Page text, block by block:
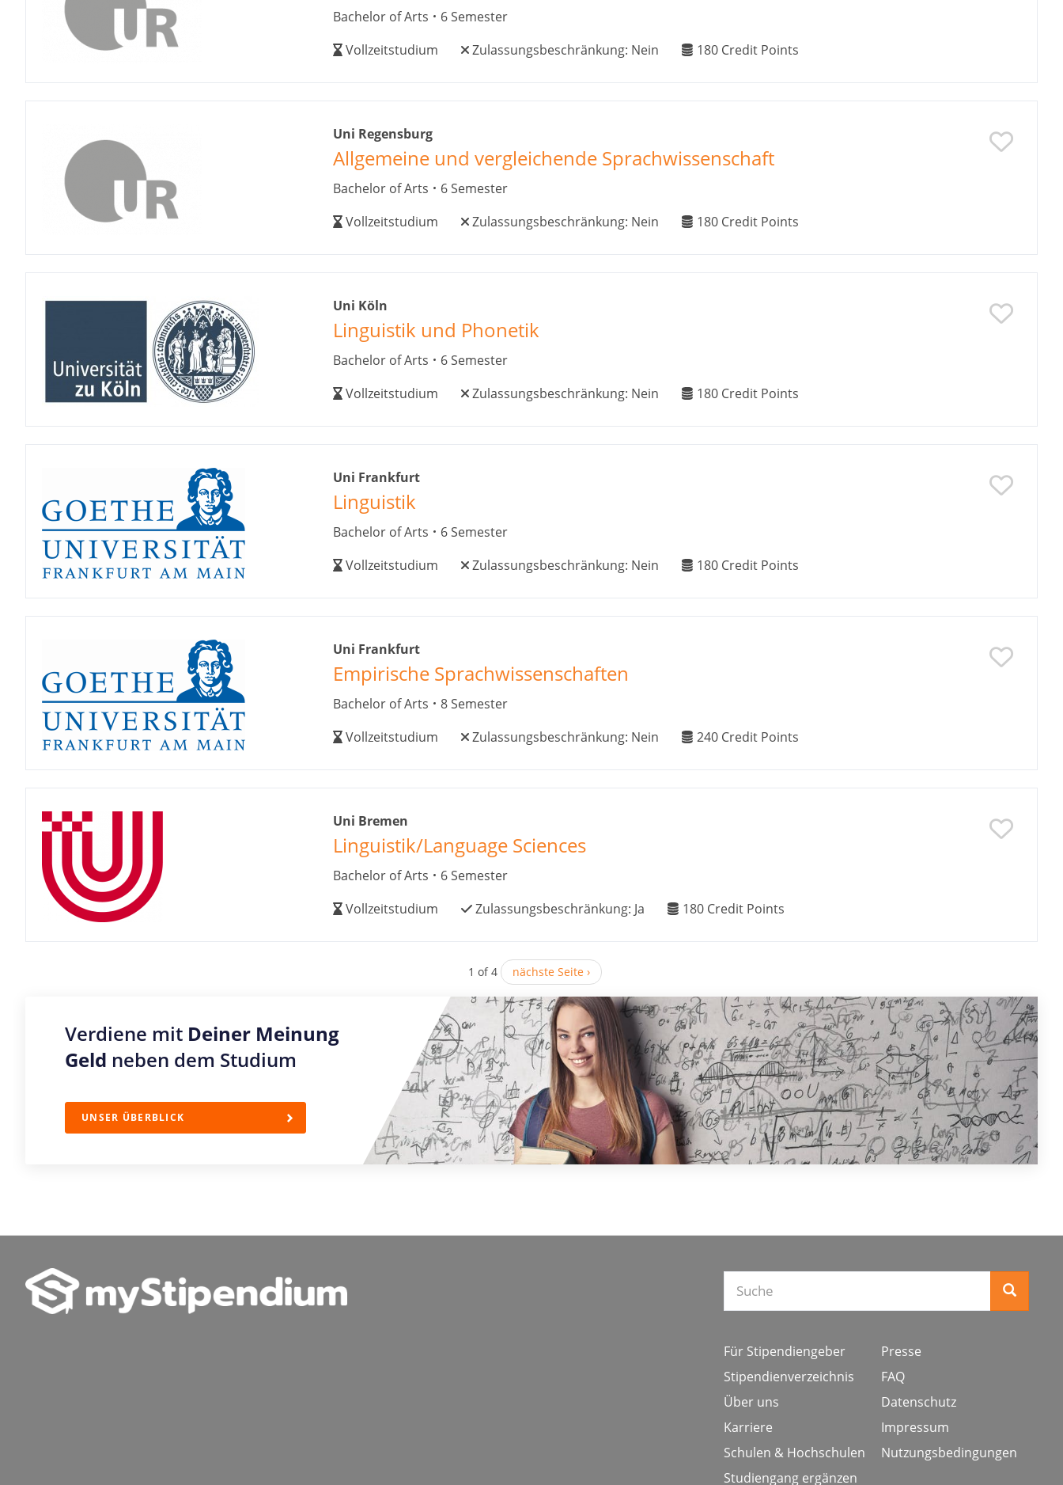
Bachelor of Arts
6 Semester
Vollzeitstudium
Zulassungsbeschränkung: Nein 180 Credit Points
Uni Regensburg
Allgemeine und vergleichende Sprachwissenschaft
Bachelor of Arts
6 Semester
Vollzeitstudium
Zulassungsbeschränkung: Nein 180 Credit Points
Uni Köln
Linguistik und Phonetik
Bachelor of Arts
6 Semester
Vollzeitstudium
Zulassungsbeschränkung: Nein 180 Credit Points
Uni Frankfurt
Linguistik
Bachelor of Arts
6 Semester
Vollzeitstudium
Zulassungsbeschränkung: Nein 180 Credit Points
Uni Frankfurt
Empirische Sprachwissenschaften
Bachelor of Arts
8 Semester
Vollzeitstudium
Zulassungsbeschränkung: Nein 240 Credit Points
Uni Bremen
Linguistik/Language Sciences
Bachelor of Arts
6 Semester
Vollzeitstudium
Zulassungsbeschränkung: Ja 180 Credit Points
1 of 4 nächste Seite ›
Verdiene mit Deiner Meinung
Geld neben dem Studium
UNSER ÜBERBLICK
Für Stipendiengeber
Stipendienverzeichnis
Über uns
Karriere
Schulen & Hochschulen
Studiengang ergänzen
Presse
FAQ
Datenschutz
Impressum
Nutzungsbedingungen